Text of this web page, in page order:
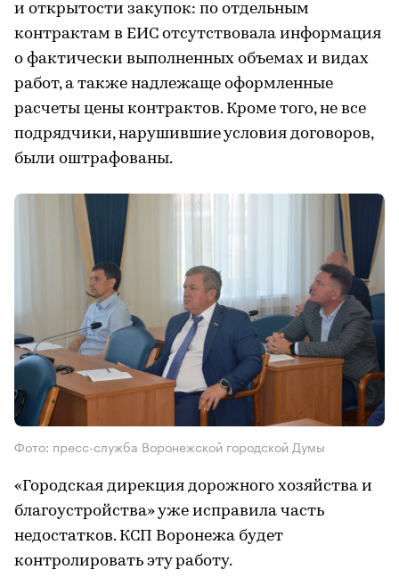
и открытости закупок: по отдельным
контрактам в ЕИС отсутствовала информация
о фактически выполненных объемах и видах
работ, а также надлежаще оформленные
расчеты цены контрактов. Кроме того, не все
подрядчики, нарушившие условия договоров,
были оштрафованы.
Фото: пресс-служба Воронежской городской Думы
«Городская дирекция дорожного хозяйства и
благоустройства» уже исправила часть
недостатков. КСП Воронежа будет
контролировать эту работу.